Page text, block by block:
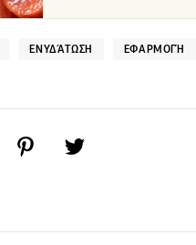
ΕΝΥΔΆΤΩΣΗ ΕΦΑΡΜΟΓΉ